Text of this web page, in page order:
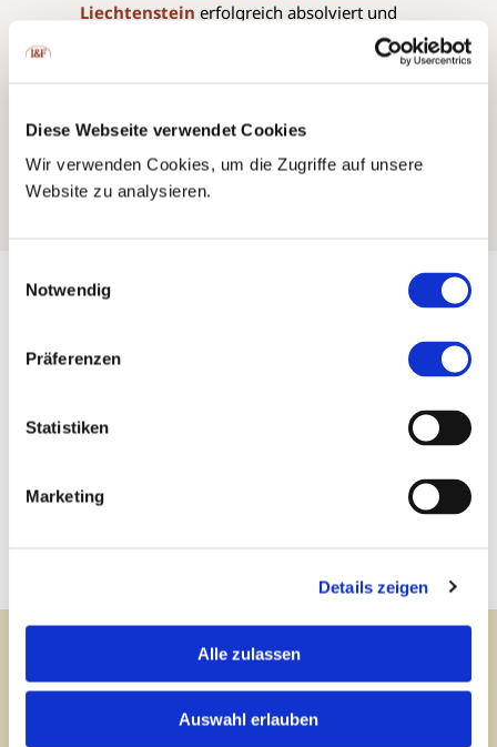
Diese Webseite verwendet Cookies
Wir verwenden Cookies, um die Zugriffe auf unsere
Website zu analysieren.
Notwendig
Präferenzen
Statistiken
Marketing
Details zeigen
Alle zulassen
Auswahl erlauben
Liechtenstein erfolgreich absolviert und
einfach per Telefon oder direkt
Newsletter